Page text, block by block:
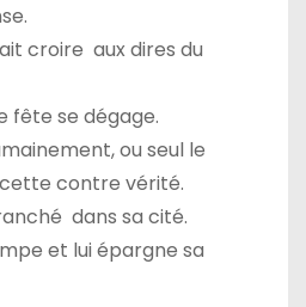
croire aux dires du
fête se dégage.
ou seul le
contre vérité.
dans sa cité.
et lui épargne sa